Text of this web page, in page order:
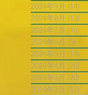
2024年9月 (14)
2024年8月 (13)
2024年7月 (16)
2024年6月 (5)
2024年5月 (14)
2024年4月 (20)
2024年3月 (20)
2024年2月 (12)